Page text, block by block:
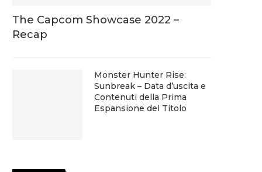
The Capcom Showcase 2022 –
Recap
Monster Hunter Rise:
Sunbreak – Data d’uscita e
Contenuti della Prima
Espansione del Titolo